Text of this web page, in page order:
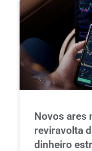
Novos ares
reviravolta
dinheiro